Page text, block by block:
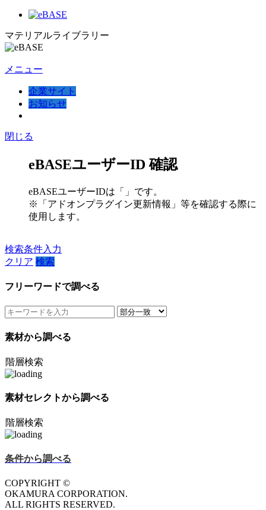
マテリアルライブラリー
メニュー
企業サイト
お知らせ
閉じる
eBASEユーザーID 確認
eBASEユーザーIDは「
」です。
※「アドオンプラグイン更新情報」等を確認する際に
使用します。
検索条件入力
クリア 検索
フリーワードで調べる
素材から調べる
階層検索
素材セレクトから調べる
階層検索
条件から調べる
COPYRIGHT ©
OKAMURA CORPORATION.
ALL RIGHTS RESERVED.